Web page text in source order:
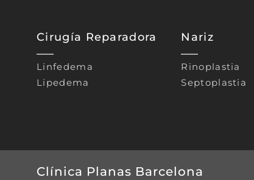
Cirugía Reparadora
Linfedema
Lipedema
Nariz
Rinoplastia
Septoplastia
Clínica Planas Barcelona